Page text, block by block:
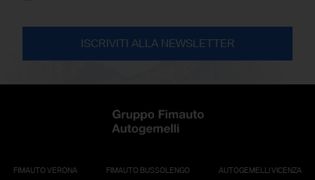
FIMAUTO VERONA FIMAUTO BUSSOLENGO AUTOGEMELLI VICENZA